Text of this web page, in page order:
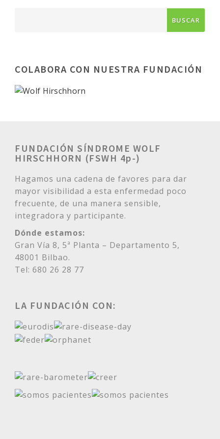
COLABORA CON NUESTRA FUNDACIÓN
FUNDACIÓN SÍNDROME WOLF
HIRSCHHORN (FSWH 4p-)
Hagamos una cadena de favores para dar
mayor visibilidad a esta enfermedad poco
frecuente, de una manera sensible,
integradora y participante.
Dónde estamos:
Gran Vía 8, 5ª Planta – Departamento 5,
48001 Bilbao.
Tel: 680 26 28 77
LA FUNDACIÓN CON: